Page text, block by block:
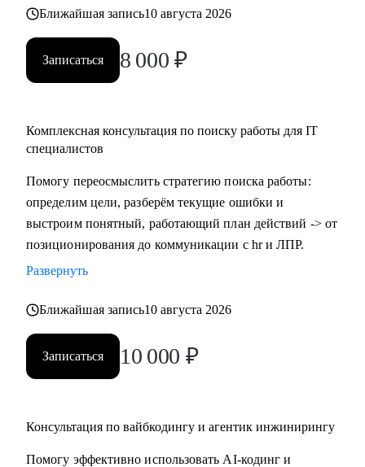
Ближайшая запись10 августа 2026
Записаться 8 000 ₽
Комплексная консультация по поиску работы для IT
специалистов
Помогу переосмыслить стратегию поиска работы:
определим цели, разберём текущие ошибки и
выстроим понятный, работающий план действий -> от
позиционирования до коммуникации с hr и ЛПР.
Развернуть
Ближайшая запись10 августа 2026
Записаться 10 000 ₽
Консультация по вайбкодингу и агентик инжинирингу
Помогу эффективно использовать AI-кодинг и